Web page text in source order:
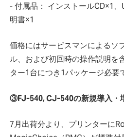
- 付属品： インストールCD×1
明書×1
価格にはサービスマンによるソ
ル、および初回時の操作説明を
ター1台につき1パッケージ必要
③FJ-540, CJ-540の新規導入・
7月出荷分より、プリンターに